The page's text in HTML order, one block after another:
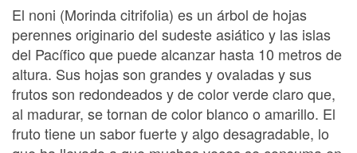
El noni (Morinda citrifolia) es un árbol de hojas
perennes originario del sudeste asiático y las islas
del Pacífico que puede alcanzar hasta 10 metros de
altura. Sus hojas son grandes y ovaladas y sus
frutos son redondeados y de color verde claro que,
al madurar, se tornan de color blanco o amarillo. El
fruto tiene un sabor fuerte y algo desagradable, lo